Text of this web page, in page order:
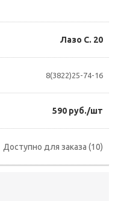
Лазо С. 20
8(3822)25-74-16
590 руб./шт
Доступно для заказа (10)